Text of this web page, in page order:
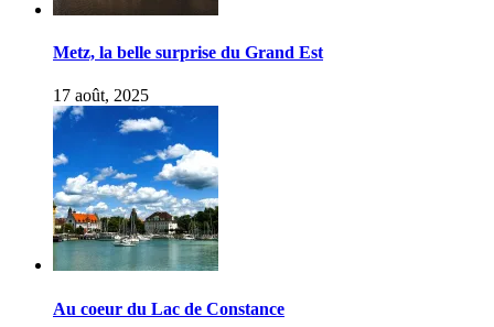
Metz, la belle surprise du Grand Est
17 août, 2025
Au coeur du Lac de Constance